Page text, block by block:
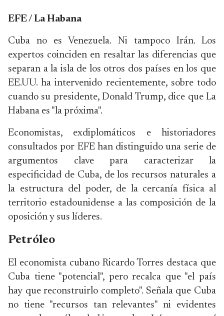
EFE / La Habana
Cuba no es Venezuela. Ni tampoco Irán. Los
expertos coinciden en resaltar las diferencias que
separan a la isla de los otros dos países en los que
EE.UU. ha intervenido recientemente, sobre todo
cuando su presidente, Donald Trump, dice que La
Habana es "la próxima".
Economistas, exdiplomáticos e historiadores
consultados por EFE han distinguido una serie de
argumentos clave para caracterizar la
especificidad de Cuba, de los recursos naturales a
la estructura del poder, de la cercanía física al
territorio estadounidense a las composición de la
oposición y sus líderes.
Petróleo
El economista cubano Ricardo Torres destaca que
Cuba tiene "potencial", pero recalca que "el país
hay que reconstruirlo completo". Señala que Cuba
no tiene "recursos tan relevantes" ni evidentes